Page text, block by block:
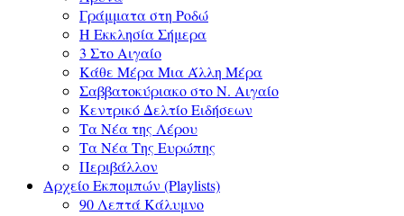
Γράμματα στη Ροδώ
Η Εκκλησία Σήμερα
3 Στο Αιγαίο
Κάθε Μέρα Μια Άλλη Μέρα
Σαββατοκύριακο στο Ν. Αιγαίο
Κεντρικό Δελτίο Ειδήσεων
Τα Νέα της Λέρου
Τα Νέα Της Ευρώπης
Περιβάλλον
Αρχείο Εκπομπών (Playlists)
90 Λεπτά Κάλυμνο